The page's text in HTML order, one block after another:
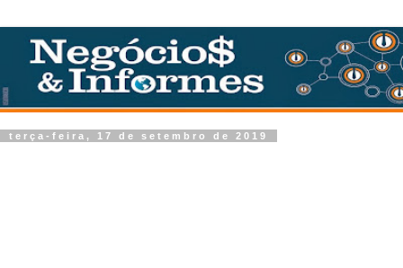
terça-feira, 17 de setembro de 2019